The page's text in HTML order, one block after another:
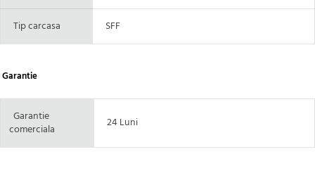
Tip carcasa SFF
Garantie
Garantie
comerciala
24 Luni